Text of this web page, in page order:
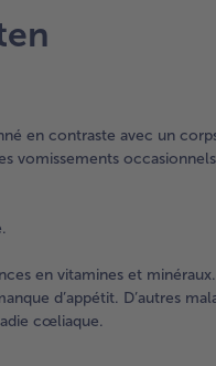
en contraste avec un
vomissements occasionnels
en vitamines et
d’appétit. D’autres
cœliaque.